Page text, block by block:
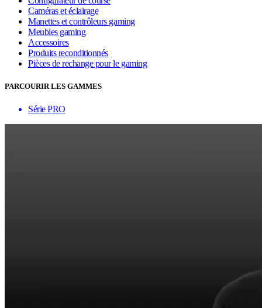
Caméras et éclairage
Manettes et contrôleurs gaming
Meubles gaming
Accessoires
Produits reconditionnés
Pièces de rechange pour le gaming
PARCOURIR LES GAMMES
Série PRO